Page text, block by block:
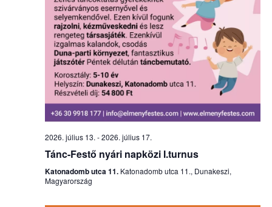
2026. július 13. -2026. július 17.
Tánc-Festő nyári napközi I.turnus
Katonadomb utca 11. Katonadomb utca 11., Dunakeszi,
Magyarország